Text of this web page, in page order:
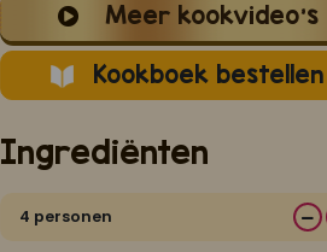
Meer kookvideo's
Kookboek bestellen
Ingrediënten
4 personen